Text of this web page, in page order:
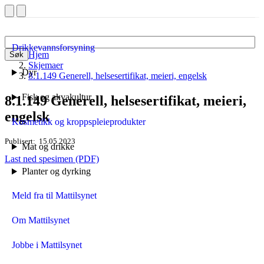
Søk
Drikkevannsforsyning
Dyr
Fisk og akvakultur
Kosmetikk og kroppspleieprodukter
Mat og drikke
Planter og dyrking
Meld fra til Mattilsynet
Om Mattilsynet
Jobbe i Mattilsynet
Hjem
Skjemaer
8.1.149 Generell, helsesertifikat, meieri, engelsk
8.1.149 Generell, helsesertifikat, meieri,
engelsk
Publisert 15.05.2023
Last ned spesimen (PDF)